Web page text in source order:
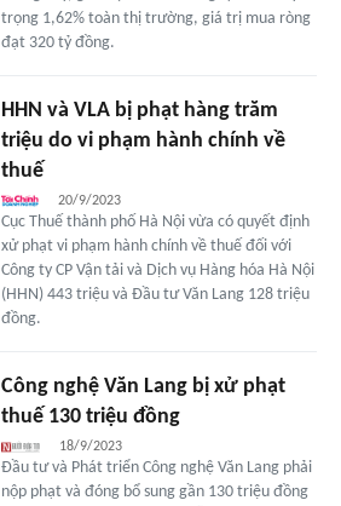
trọng 1,62% toàn thị trường, giá trị mua ròng
đạt 320 tỷ đồng.
HHN và VLA bị phạt hàng trăm
triệu do vi phạm hành chính về
thuế
20/9/2023
Cục Thuế thành phố Hà Nội vừa có quyết định
xử phạt vi phạm hành chính về thuế đối với
Công ty CP Vận tải và Dịch vụ Hàng hóa Hà Nội
(HHN) 443 triệu và Đầu tư Văn Lang 128 triệu
đồng.
Công nghệ Văn Lang bị xử phạt
thuế 130 triệu đồng
18/9/2023
Đầu tư và Phát triển Công nghệ Văn Lang phải
nộp phạt và đóng bổ sung gần 130 triệu đồng